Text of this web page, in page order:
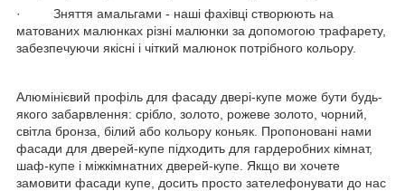
· Зняття амальгами - наші фахівці створюють на
матованих малюнках різні малюнки за допомогою трафарету,
забезпечуючи якісні і чіткий малюнок потрібного кольору.
Алюмінієвий профіль для фасаду двері-купе може бути будь-
якого забарвлення: срібло, золото, рожеве золото, чорний,
світла бронза, білий або кольору коньяк. Пропоновані нами
фасади для дверей-купе підходить для гардеробних кімнат,
шаф-купе і міжкімнатних дверей-купе. Якщо ви хочете
замовити фасади купе, досить просто зателефонувати до нас